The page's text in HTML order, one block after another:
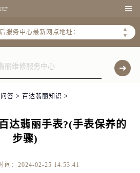

▲
▼
市售后服务网络优化升级公告
市官方售后客户服务热线：
服务中心最新网点地址：
北京市东城区东长安街1号东方广场写字楼W3座6层602室（需提前预约）
北京市朝阳区建国门外大街甲6号华熙国际中心写字楼D座11层1102室（需提前预约）
北京市朝阳区建国门外大街甲6号华熙国际中心D座11层1102室售后服务中心（需提前预约）
答 > 百达翡丽知识 >
达翡丽手表?(手表保养的
步骤)
间：2024-02-25 14:53:41